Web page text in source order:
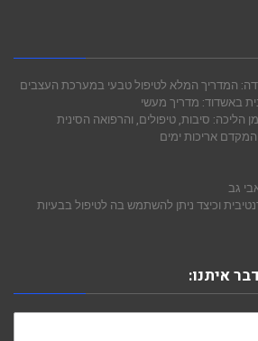
המדריך המלא לטיפול טבעי במערכת העצבים
באשדוד: מדריך מעשי
הליכה: סיבות, טיפולים, והרפואה הסינית
אריכות ימים
גב
וכיצד ניתן להשתמש בה לטיפול בבעיות
איתנו: